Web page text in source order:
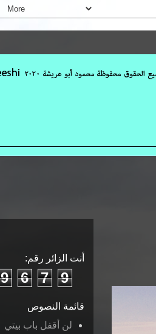
أنت الزائر رقم:
9 6 7 9
قائمة النصوص
لن أقفل باب بيتي